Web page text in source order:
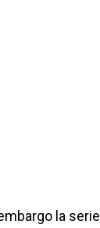
la serie